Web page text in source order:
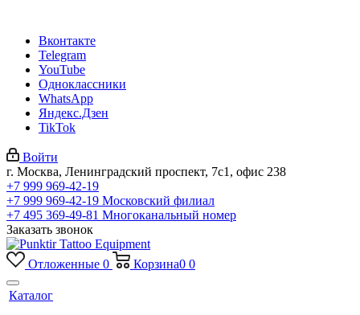
Вконтакте
Telegram
YouTube
Одноклассники
WhatsApp
Яндекс.Дзен
TikTok
Войти
г. Москва, Ленинградский проспект, 7с1, офис 238
+7 999 969-42-19
+7 999 969-42-19 Московский филиал
+7 495 369-49-81 Многоканальный номер
Заказать звонок
Отложенные 0 Корзина0 0
Каталог